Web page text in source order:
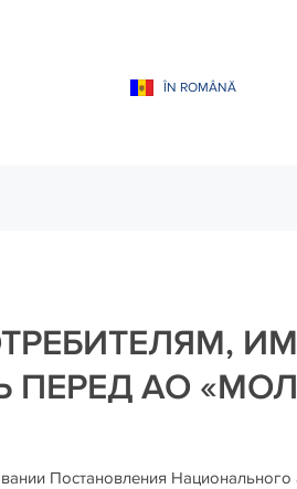
ÎN ROMÂNĂ
АО
Постановления Национального